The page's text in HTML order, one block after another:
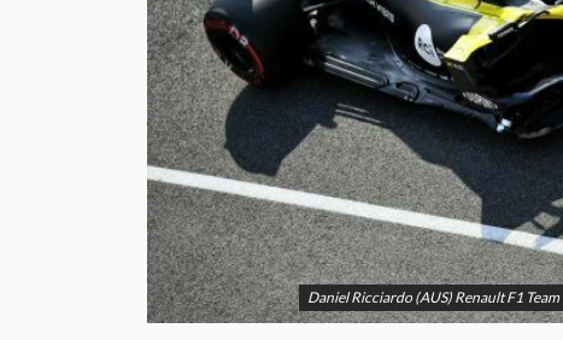
Daniel Ricciardo (AUS) Renault F1